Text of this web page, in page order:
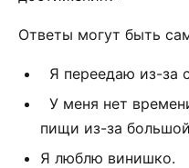
Ответы могут быть
Я переедаю из-за
У меня нет
пищи из-за
Я люблю винишко.